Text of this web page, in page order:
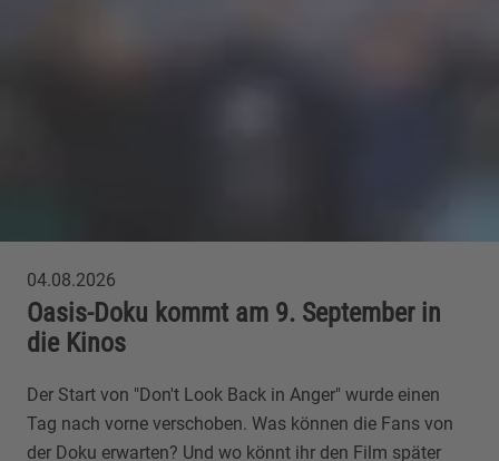
04.08.2026
Oasis-Doku kommt am 9. September in
die Kinos
Der Start von "Don't Look Back in Anger" wurde einen
Tag nach vorne verschoben. Was können die Fans von
der Doku erwarten? Und wo könnt ihr den Film später